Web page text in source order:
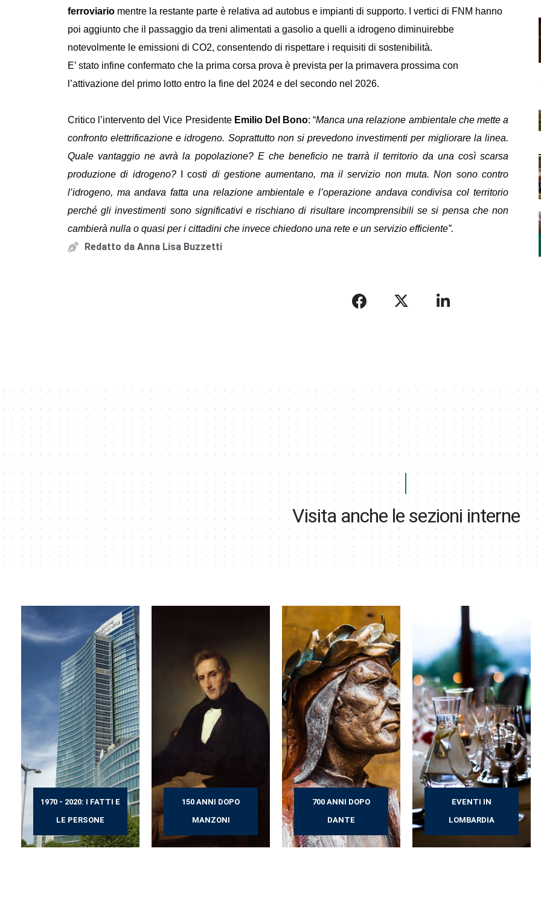
ferroviario mentre la restante parte è relativa ad autobus e impianti di supporto. I vertici di FNM hanno
poi aggiunto che il passaggio da treni alimentati a gasolio a quelli a idrogeno diminuirebbe
notevolmente le emissioni di CO2, consentendo di rispettare i requisiti di sostenibilità.
E’ stato infine confermato che la prima corsa prova è prevista per la primavera prossima con
l’attivazione del primo lotto entro la fine del 2024 e del secondo nel 2026.
Critico l’intervento del Vice Presidente Emilio Del Bono: “Manca una relazione ambientale che mette a
confronto elettrificazione e idrogeno. Soprattutto non si prevedono investimenti per migliorare la linea.
Quale vantaggio ne avrà la popolazione? E che beneficio ne trarrà il territorio da una così scarsa
produzione di idrogeno?I costi di gestione aumentano, ma il servizio non muta. Non sono contro
l’idrogeno, ma andava fatta una relazione ambientale e l’operazione andava condivisa col territorio
perché gli investimenti sono significativi e rischiano di risultare incomprensibili se si pensa che non
cambierà nulla o quasi per i cittadini che invece chiedono una rete e un servizio efficiente”.
Redatto da Anna Lisa Buzzetti
Visita anche le sezioni interne
1970 - 2020: I FATTI E
LE PERSONE
150 ANNI DOPO
MANZONI
700 ANNI DOPO
DANTE
EVENTI IN
LOMBARDIA